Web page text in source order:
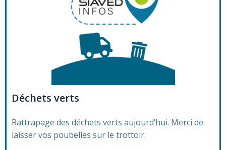
Déchets verts
Rattrapage des déchets verts aujourd’hui. Merci de
laisser vos poubelles sur le trottoir.